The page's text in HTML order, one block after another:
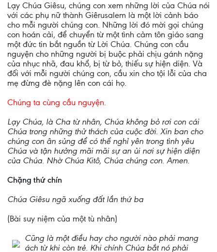
Lạy Chúa Giêsu, chúng con xem những lời của Chúa nói
với các phụ nữ thành Giêrusalem là một lời cảnh báo
cho mỗi người chúng con. Những lời đó mời gọi chúng
con hoán cải, để chuyển từ một tình cảm tôn giáo sang
một đức tin bắt nguồn từ Lời Chúa. Chúng con cầu
nguyện cho những người bị buộc phải chịu gánh nặng
của nhục nhã, đau khổ, bị từ bỏ, thiếu sự hiện diện. Và
đối với mỗi người chúng con, cầu xin cho tội lỗi của cha
mẹ đừng đè nặng lên con cái họ.
Chúng ta cùng cầu nguyện.
Lạy Chúa, là Cha từ nhân, Chúa không bỏ rơi con cái
Chúa trong những thử thách của cuộc đời. Xin ban cho
chúng con ân sủng để có thể nghỉ yên trong tình yêu
Chúa và tận hưởng mãi mãi sự an ủi nơi sự hiện diện
của Chúa. Nhờ Chúa Kitô, Chúa chúng con. Amen.
Chặng thứ chín
Chúa Giêsu ngã xuống đất lần thứ ba
(Bài suy niệm của một tù nhân)
Cũng là một điều hay cho người nào phải mang
ách từ khi còn trẻ. Khi chính Chúa bắt nó phải